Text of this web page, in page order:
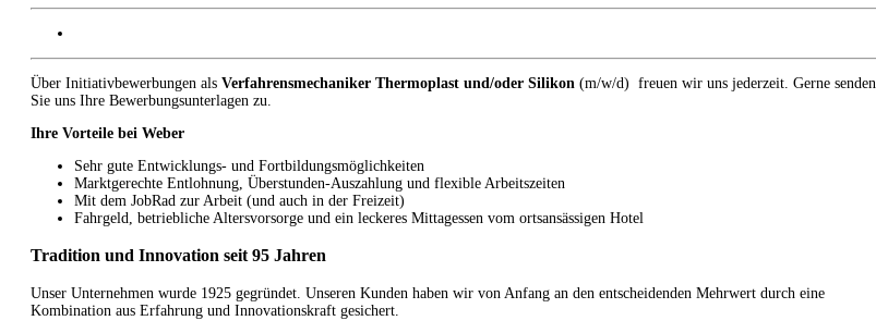
Über Initiativbewerbungen als Verfahrensmechaniker Thermoplast und/oder Silikon (m/w/d) freuen wir uns jederzeit. Gerne senden
Sie uns Ihre Bewerbungsunterlagen zu.
Ihre Vorteile bei Weber
Sehr gute Entwicklungs- und Fortbildungsmöglichkeiten
Marktgerechte Entlohnung, Überstunden-Auszahlung und flexible Arbeitszeiten
Mit dem JobRad zur Arbeit (und auch in der Freizeit)
Fahrgeld, betriebliche Altersvorsorge und ein leckeres Mittagessen vom ortsansässigen Hotel
Tradition und Innovation seit 95 Jahren
Unser Unternehmen wurde 1925 gegründet. Unseren Kunden haben wir von Anfang an den entscheidenden Mehrwert durch eine
Kombination aus Erfahrung und Innovationskraft gesichert.